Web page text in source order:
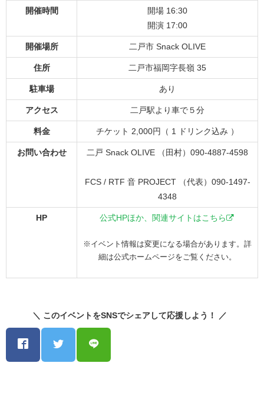
開催時間
開場 16:30
開演 17:00
開催場所 二戸市 Snack OLIVE
住所 二戸市福岡字長嶺 35
駐車場 あり
アクセス 二戸駅より車で５分
料金 チケット 2,000円（ 1 ドリンク込み ）
お問い合わせ 二戸 Snack OLIVE （田村）090-4887-4598
FCS / RTF 音 PROJECT （代表）090-1497-
4348
HP 公式HPほか、関連サイトはこちら
※イベント情報は変更になる場合があります。詳
細は公式ホームページをご覧ください。
＼ このイベントをSNSでシェアして応援しよう！ ／